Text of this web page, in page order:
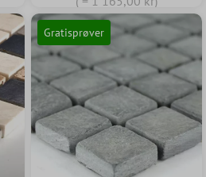
Gratisprøver